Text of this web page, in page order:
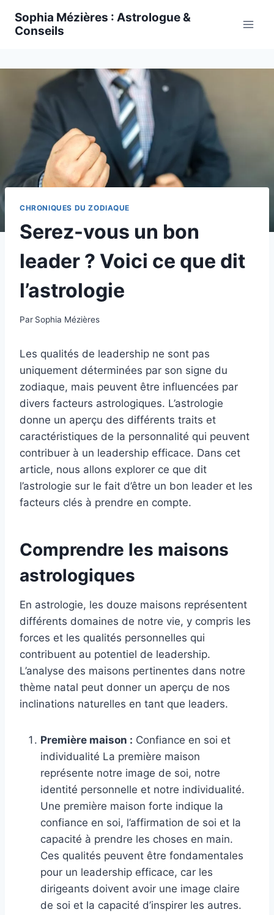
Sophia Mézières : Astrologue &
Conseils
CHRONIQUES DU ZODIAQUE
Serez-vous un bon
leader ? Voici ce que dit
l’astrologie
Par Sophia Mézières
Les qualités de leadership ne sont pas
uniquement déterminées par son signe du
zodiaque, mais peuvent être influencées par
divers facteurs astrologiques. L’astrologie
donne un aperçu des différents traits et
caractéristiques de la personnalité qui peuvent
contribuer à un leadership efficace. Dans cet
article, nous allons explorer ce que dit
l’astrologie sur le fait d’être un bon leader et les
facteurs clés à prendre en compte.
Comprendre les maisons
astrologiques
En astrologie, les douze maisons représentent
différents domaines de notre vie, y compris les
forces et les qualités personnelles qui
contribuent au potentiel de leadership.
L’analyse des maisons pertinentes dans notre
thème natal peut donner un aperçu de nos
inclinations naturelles en tant que leaders.
Première maison : Confiance en soi et
individualité La première maison
représente notre image de soi, notre
identité personnelle et notre individualité.
Une première maison forte indique la
confiance en soi, l’affirmation de soi et la
capacité à prendre les choses en main.
Ces qualités peuvent être fondamentales
pour un leadership efficace, car les
dirigeants doivent avoir une image claire
de soi et la capacité d’inspirer les autres.